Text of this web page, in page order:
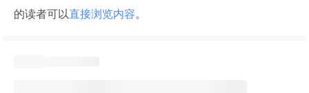
的读者可以直接浏览内容。